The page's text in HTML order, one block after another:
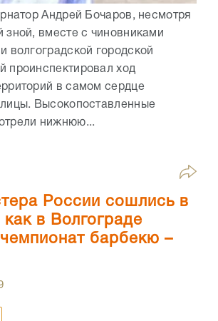
Андрей Бочаров, несмотря
зной, вместе с чиновниками
волгоградской городской
проинспектировал ход
в самом сердце
Высокопоставленные
нижнюю...
России сошлись в
как в Волгограде
барбекю –